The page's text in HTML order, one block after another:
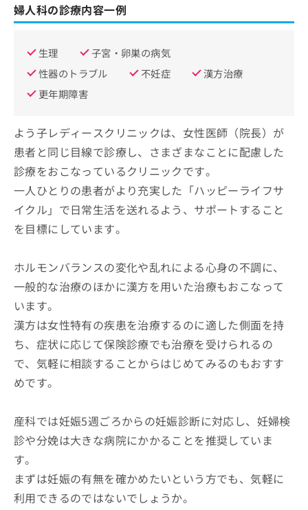
婦人科の診療内容一例
生理
子宮・卵巣の病気
性器のトラブル
不妊症
漢方治療
更年期障害
よう子レディースクリニックは、女性医師（院長）が
患者と同じ目線で診療し、さまざまなことに配慮した
診療をおこなっているクリニックです。
一人ひとりの患者がより充実した「ハッピーライフサ
イクル」で日常生活を送れるよう、サポートすること
を目標にしています。
ホルモンバランスの変化や乱れによる心身の不調に、
一般的な治療のほかに漢方を用いた治療もおこなって
います。
漢方は女性特有の疾患を治療するのに適した側面を持
ち、症状に応じて保険診療でも治療を受けられるの
で、気軽に相談することからはじめてみるのもおすす
めです。
産科では妊娠5週ごろからの妊娠診断に対応し、妊婦検
診や分娩は大きな病院にかかることを推奨していま
す。
まずは妊娠の有無を確かめたいという方でも、気軽に
利用できるのではないでしょうか。